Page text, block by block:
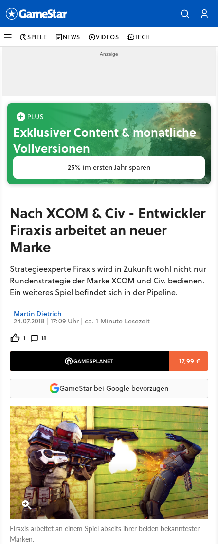
SPIELE NEWS VIDEOS TECH
Exklusiver Content & monatliche
Vollversionen
25% im ersten Jahr sparen
Nach XCOM & Civ - Entwickler
Firaxis arbeitet an neuer
Marke
Strategieexperte Firaxis wird in Zukunft wohl nicht nur
Rundenstrategie der Marke XCOM und Civ. bedienen.
Ein weiteres Spiel befindet sich in der Pipeline.
Martin Dietrich
24.07.2018 | 17:09 Uhr | ca. 1 Minute Lesezeit
1 18
17,99 €
GameStar bei Google bevorzugen
Firaxis arbeitet an einem Spiel abseits ihrer beiden bekanntesten
Marken.